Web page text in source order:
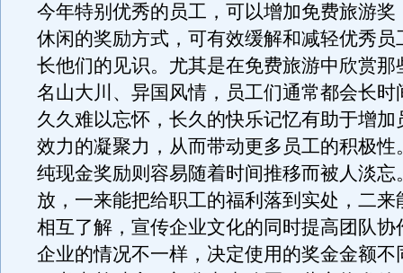
今年特别优秀的员工，可以增加免费旅游奖
休闲的奖励方式，可有效缓解和减轻优秀员
长他们的见识。尤其是在免费旅游中欣赏那
名山大川、异国风情，员工们通常都会长时
久久难以忘怀，长久的快乐记忆有助于增加
效力的凝聚力，从而带动更多员工的积极性
纯现金奖励则容易随着时间推移而被人淡忘
放，一来能把给职工的福利落到实处，二来
相互了解，宣传企业文化的同时提高团队协
企业的情况不一样，决定使用的奖金金额不